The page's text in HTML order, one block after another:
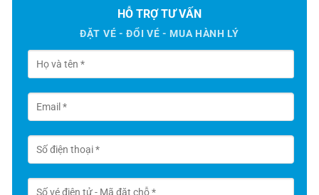
HỖ TRỢ TƯ VẤN
ĐẶT VÉ - ĐỔI VÉ - MUA HÀNH LÝ